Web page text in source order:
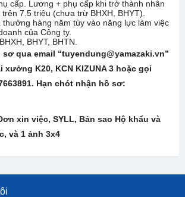
cấp. Lương + phụ cấp khi trở thành nhân
7.5 triệu (chưa trừ BHXH, BHYT).
hàng năm tùy vào năng lực làm việc
của Công ty.
BHYT, BHTN.
qua email “tuyendung@yamazaki.vn”
xưởng K20, KCN KIZUNA 3 hoặc gọi
Hạn chót nhận hồ sơ:
xin việc, SYLL, Bản sao Hộ khẩu và
và 1 ảnh 3x4